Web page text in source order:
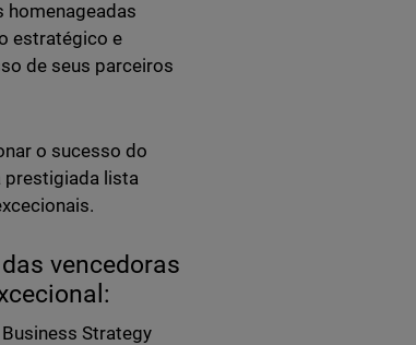
homenageadas
estratégico e
de seus parceiros
o sucesso do
prestigiada lista
vencedoras
Strategy